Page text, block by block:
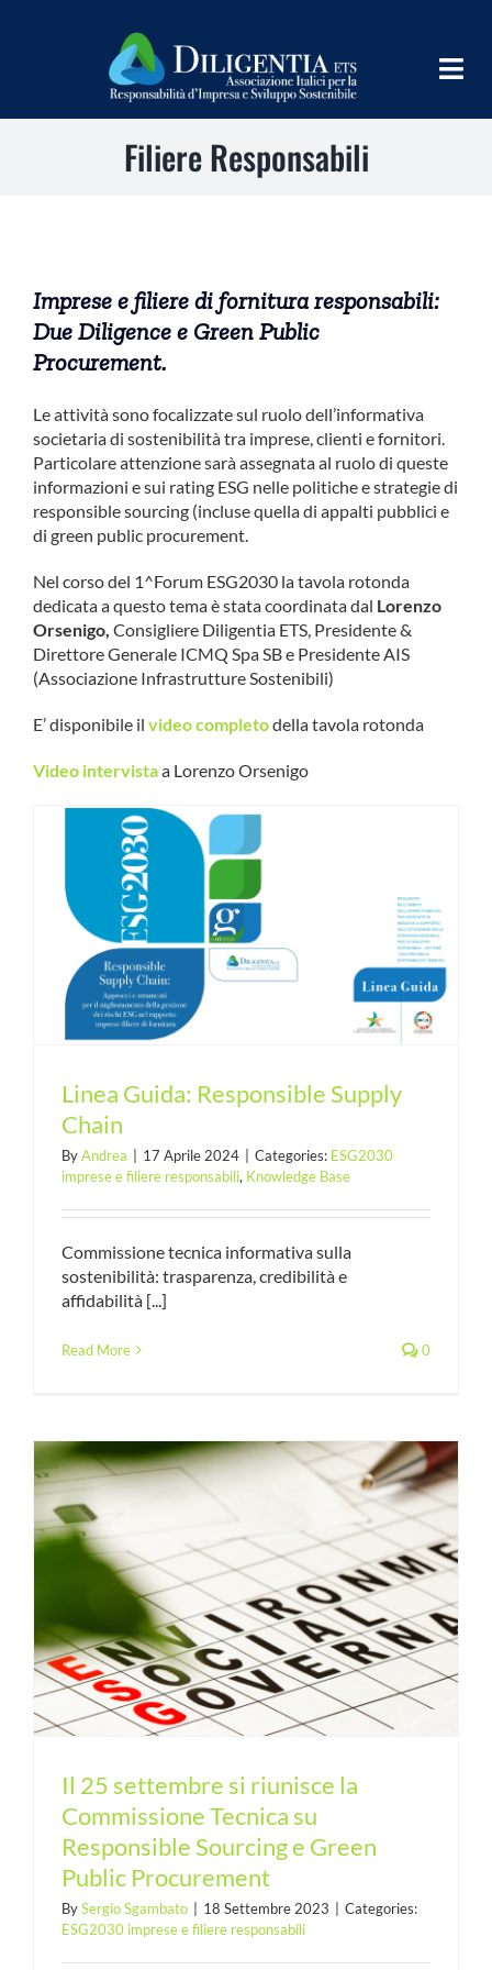
TEAMS
IMPLEMENT
LEARN
PROGRAMS
COMMUNITY
LOGIN
Filiere Responsabili
Imprese e filiere di fornitura responsabili:
Due Diligence e Green Public
Procurement.
Le attività sono focalizzate sul ruolo dell’informativa
societaria di sostenibilità tra imprese, clienti e fornitori.
Particolare attenzione sarà assegnata al ruolo di queste
informazioni e sui rating ESG nelle politiche e strategie di
responsible sourcing (incluse quella di appalti pubblici e
di green public procurement.
Nel corso del 1^Forum ESG2030 la tavola rotonda
dedicata a questo tema è stata coordinata dal Lorenzo
Orsenigo, Consigliere Diligentia ETS, Presidente &
Direttore Generale ICMQ Spa SB e Presidente AIS
(Associazione Infrastrutture Sostenibili)
E’ disponibile il video completodella tavola rotonda
Video intervistaa Lorenzo Orsenigo
Linea Guida: Responsible Supply
Chain
ByAndrea 17 Aprile 2024 Categories: ESG2030
imprese e filiere responsabili, Knowledge Base
Commissione tecnica informativa sulla
sostenibilità: trasparenza, credibilità e
affidabilità [...]
Read More 0
Il 25 settembre si riunisce la
Commissione Tecnica su
Responsible Sourcing e Green
Public Procurement
BySergio Sgambato 18 Settembre 2023
Categories:
ESG2030 imprese e filiere responsabili